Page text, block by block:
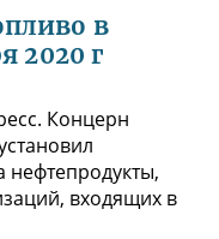
в
2020 г
Концерн
входящих в